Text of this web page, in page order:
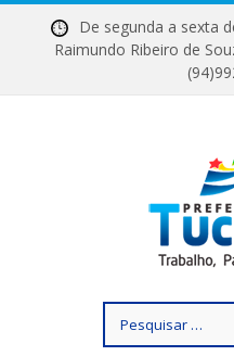
De segunda a
Raimundo Ribeiro de
por: